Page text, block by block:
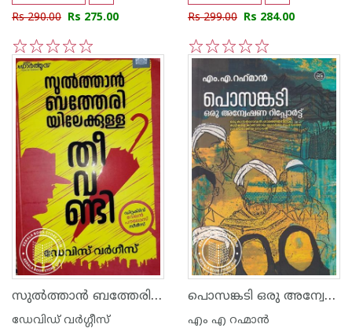
Rs 290.00 Rs 275.00
5
4
3
2
1
Rs 299.00 Rs 284.00
5
4
3
2
1
സുൽത്താൻ ബത്തേരിയിലേക്കുള്ള തീവണ്ടി
ഡേവിഡ് വര്‍ഗ്ഗീസ്
പൊസങ്കടി ഒരു അന്വേഷണ റിപ്പോർട്ട്
എം എ റഹ്മാന്‍